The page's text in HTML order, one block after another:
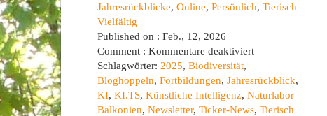
Jahresrückblicke, Online, Persönlich, Tierisch
Vielfältig
Published on : Feb., 12, 2026
Comment : Kommentare deaktiviertfür
2025
Schlagwörter: 2025, Biodiversität,
Bloghoppeln, Fortbildungen, Jahresrückblick,
KI, KI.TS, Künstliche Intelligenz, Naturlabor
Balkonien, Newsletter, Ticker-News, Tierisch